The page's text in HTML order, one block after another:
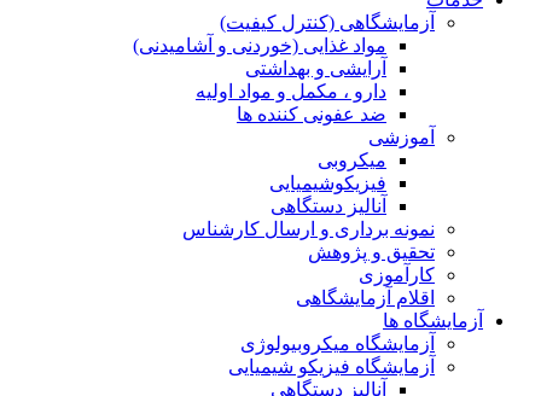
آزمایشگاهی (کنترل کیفیت)
مواد غذایی (خوردنی و آشامیدنی)
آرایشی و بهداشتی
دارو ، مکمل و مواد اولیه
ضد عفونی کننده ها
آموزشی
میکروبی
فیزیکوشیمیایی
آنالیز دستگاهی
نمونه برداری و ارسال کارشناس
تحقیق و پژوهش
کارآموزی
اقلام آزمایشگاهی
آزمایشگاه ها
آزمایشگاه میکروبیولوژی
آزمایشگاه فیزیکو شیمیایی
آنالیز دستگاهی